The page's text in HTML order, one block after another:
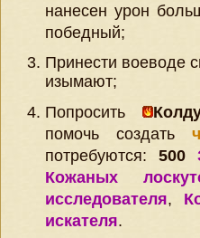
нанесен урон
победный;
Принести воеводе
изымают;
Попросить
помочь создать
потребуются:500
Кожаных
исследователя,
искателя.